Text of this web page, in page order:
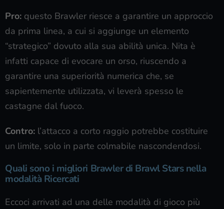
Pro: questo Brawler riesce a garantire un approccio
da prima linea, a cui si aggiunge un elemento
“strategico” dovuto alla sua abilità unica. Nita è
infatti capace di evocare un orso, riuscendo a
garantire una superiorità numerica che, se
sapientemente utilizzata, vi leverà spesso le
castagne dal fuoco.
Contro: l’attacco a corto raggio potrebbe costituire
un limite, solo in parte colmabile nascondendosi.
Quali sono i migliori Brawler di Brawl Stars nella
modalità Ricercati
Eccoci arrivati ad una delle modalità di gioco più